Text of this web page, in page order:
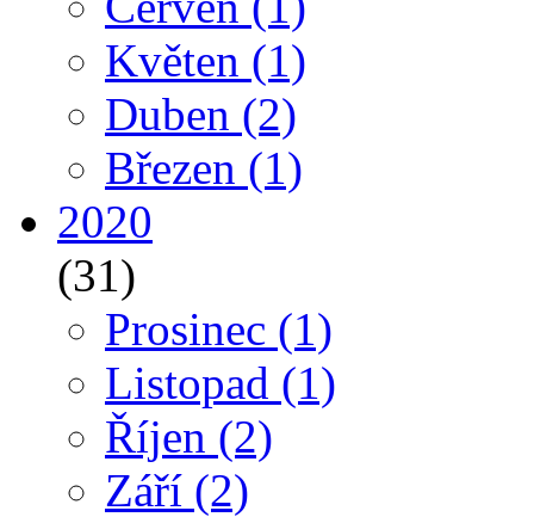
Květen (1)
Duben (2)
Březen (1)
2020
(31)
Prosinec (1)
Listopad (1)
Říjen (2)
Září (2)